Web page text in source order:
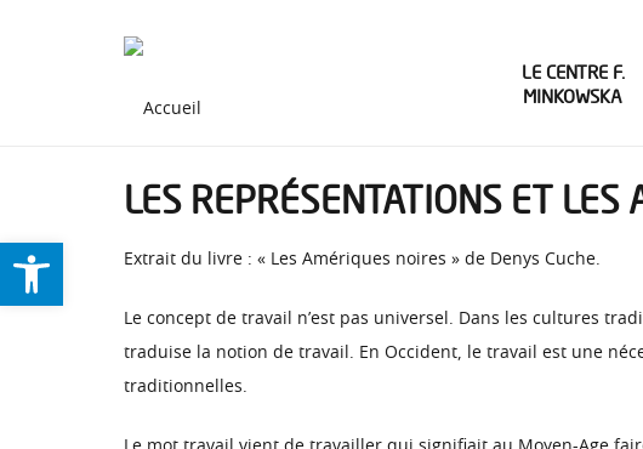
Ouvrir la barre d’outils
LE CENTRE F.
MINKOWSKA
LES REPRÉSENTATIONS ET
Extrait du livre : « Les Amériques noires » de Denys Cuche.
Le concept de travail n’est pas universel. Dans les cultures
traduise la notion de travail. En Occident, le travail est une
traditionnelles.